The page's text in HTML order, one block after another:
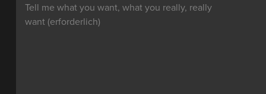
Tell me what you want, what you really, really
want (erforderlich)